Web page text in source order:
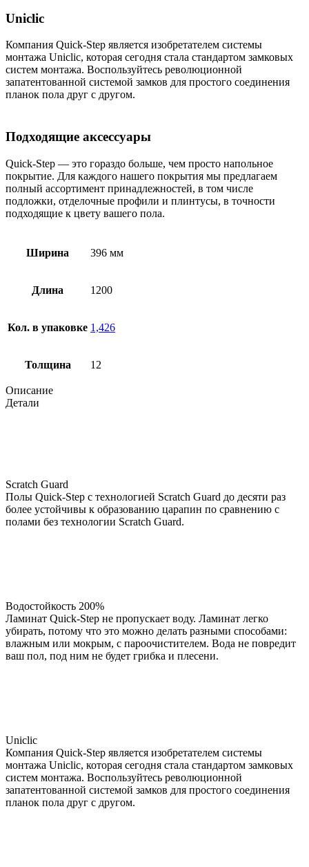
Uniclic
Компания Quick-Step является изобретателем системы
монтажа Uniclic, которая сегодня стала стандартом замковых
систем монтажа. Воспользуйтесь революционной
запатентованной системой замков для простого соединения
планок пола друг с другом.
Подходящие аксессуары
Quick-Step — это гораздо больше, чем просто напольное
покрытие. Для каждого нашего покрытия мы предлагаем
полный ассортимент принадлежностей, в том числе
подложки, отделочные профили и плинтусы, в точности
подходящие к цвету вашего пола.
Ширина 396 мм
Длина 1200
Кол. в упаковке 1,426
Толщина 12
Описание
Детали
Scratch Guard
Полы Quick-Step с технологией Scratch Guard до десяти раз
более устойчивы к образованию царапин по сравнению с
полами без технологии Scratch Guard.
Водостойкость 200%
Ламинат Quick-Step не пропускает воду. Ламинат легко
убирать, потому что это можно делать разными способами:
влажным или мокрым, с пароочистителем. Вода не повредит
ваш пол, под ним не будет грибка и плесени.
Uniclic
Компания Quick-Step является изобретателем системы
монтажа Uniclic, которая сегодня стала стандартом замковых
систем монтажа. Воспользуйтесь революционной
запатентованной системой замков для простого соединения
планок пола друг с другом.